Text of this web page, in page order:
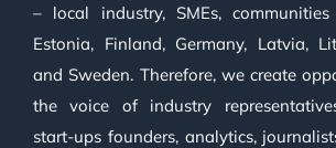
– local industry, SMEs,
Estonia, Finland, Germany, Latvia,
and Sweden. Therefore, we create
the voice of industry
start-ups founders, analytics,